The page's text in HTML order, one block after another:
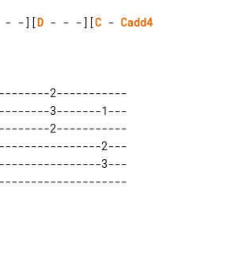
- -][D - - -][C - Cadd4
2-----------
3-------1---
2-----------
2---
3---